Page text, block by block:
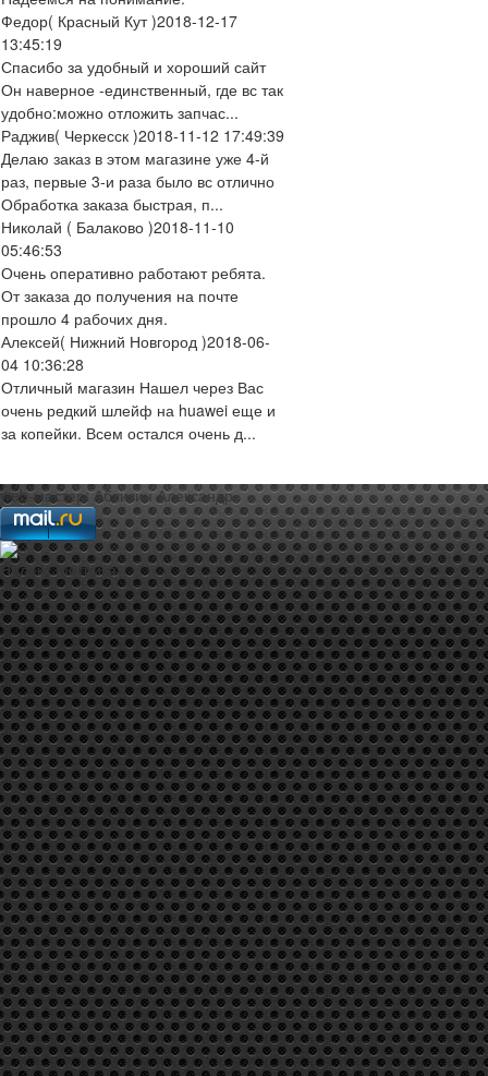
Федор( Красный Кут )2018-12-17
13:45:19
Спасибо за удобный и хороший сайт
Он наверное -единственный, где вс так
удобно:можно отложить запчас...
Раджив( Черкесск )2018-11-12 17:49:39
Делаю заказ в этом магазине уже 4-й
раз, первые 3-и раза было вс отлично
Обработка заказа быстрая, п...
Николай ( Балаково )2018-11-10
05:46:53
Очень оперативно работают ребята.
От заказа до получения на почте
прошло 4 рабочих дня.
Алексей( Нижний Новгород )2018-06-
04 10:36:28
Отличный магазин Нашел через Вас
очень редкий шлейф на huawei еще и
за копейки. Всем остался очень д...
web-мастер:Аблизин Александр